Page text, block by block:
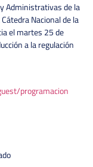
Administrativas de la
Nacional de la
el martes 25 de
a la regulación
programacion